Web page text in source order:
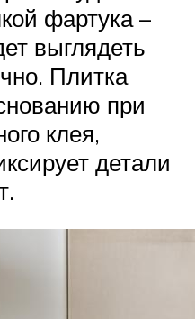
фартука –
выглядеть
Плитка
при
клея,
детали